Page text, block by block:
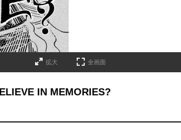
拡大 全画面
IN MEMORIES?